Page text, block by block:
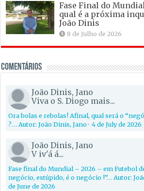
Fase Final do
qual é a próxima
João Dinis
8 de Julho de 2026
Comentários
João Dinis, Jano
Viva o S. Diogo mais...
Ora bolas e rebolas! Afinal, qual será o
?… Autor: João Dinis, Jano·4 de July de 2026
João Dinis, Jano
V iv'á á...
Fase final do Mundial – 2026 – em Futebol
negócio, estúpido, é o negócio !”… Autor:
de June de 2026